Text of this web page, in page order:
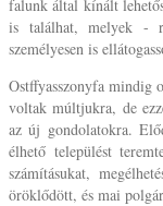
falunk által kínált
is találhat, melyek -
személyesen is
Ostffyasszonyfa mindig
voltak múltjukra, de
az új gondolatokra.
élhető települést
számításukat,
öröklődött, és mai